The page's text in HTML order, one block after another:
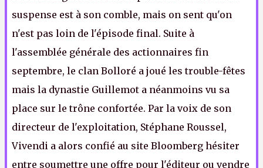
suspense est à son comble, mais on sent qu'on
n'est pas loin de l'épisode final. Suite à
l'assemblée générale des actionnaires fin
septembre, le clan Bolloré a joué les trouble-fêtes
mais la dynastie Guillemot a néanmoins vu sa
place sur le trône confortée. Par la voix de son
directeur de l'exploitation, Stéphane Roussel,
Vivendi a alors confié au site Bloomberg hésiter
entre soumettre une offre pour l'éditeur ou vendre